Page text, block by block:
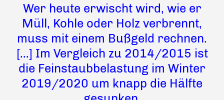
Wer heute erwischt wird, wie er
Müll, Kohle oder Holz verbrennt,
muss mit einem Bußgeld rechnen.
[…] Im Vergleich zu 2014/2015 ist
die Feinstaubbelastung im Winter
2019/2020 um knapp die Hälfte